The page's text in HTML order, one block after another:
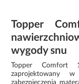
Topper
wygody snu
Topper Comfort
zaprojektowany
zabezpieczenia